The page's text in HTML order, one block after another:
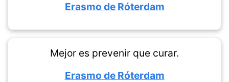
Erasmo de Róterdam
Mejor es prevenir que curar.
Erasmo de Róterdam